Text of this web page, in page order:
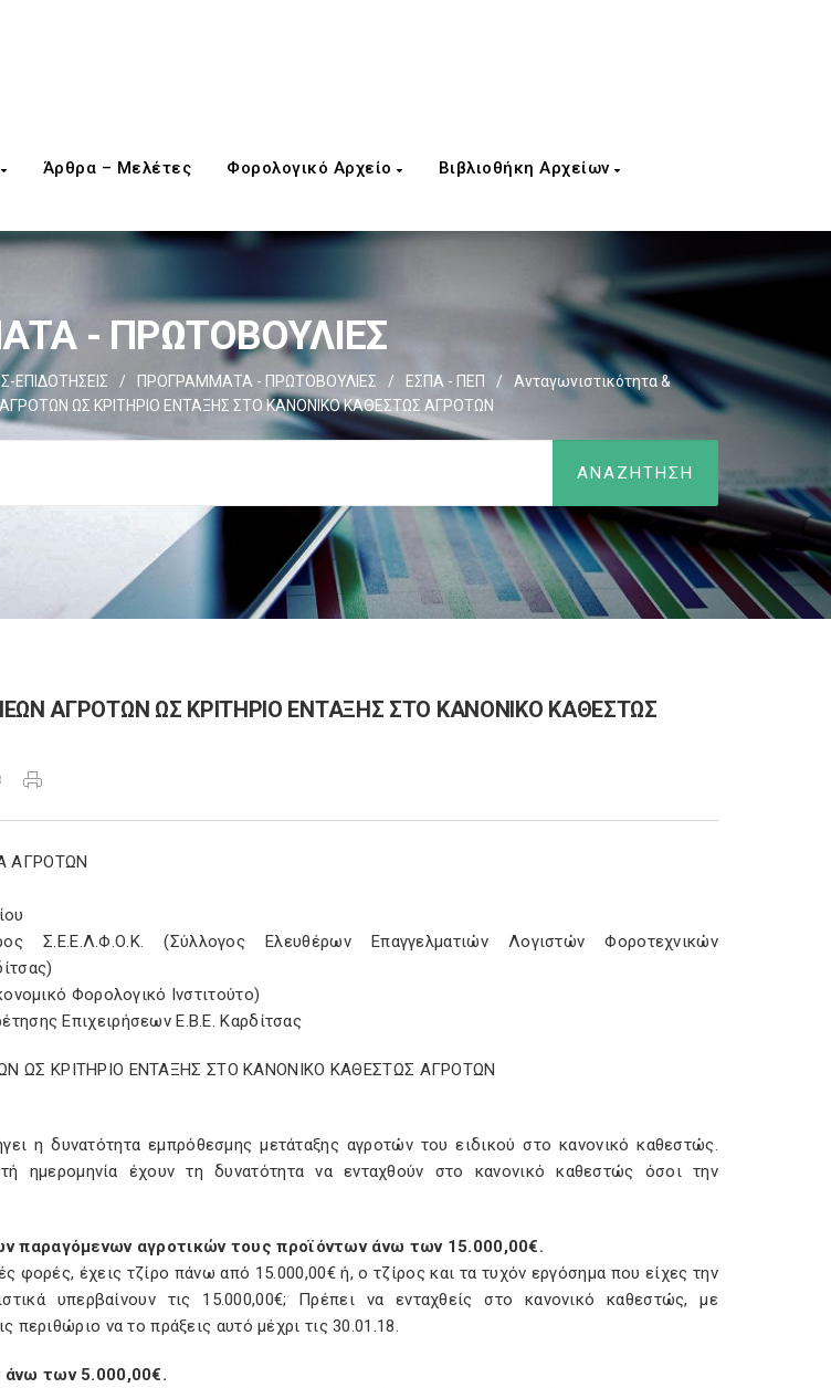
Άρθρα – Μελέτες Φορολογικό Αρχείο Βιβλιοθήκη Αρχείων
- ΠΡΩΤΟΒΟΥΛΙΕΣ
ΕΠΙΔΟΤΗΣΕΙΣ / ΠΡΟΓΡΑΜΜΑΤΑ - ΠΡΩΤΟΒΟΥΛΙΕΣ / ΕΣΠΑ - ΠΕΠ /
Ανταγωνιστικότητα &
ΩΣ ΚΡΙΤΗΡΙΟ ΕΝΤΑΞΗΣ ΣΤΟ ΚΑΝΟΝΙΚΟ ΚΑΘΕΣΤΩΣ ΑΓΡΟΤΩΝ
ΑΓΡΟΤΩΝ ΩΣ ΚΡΙΤΗΡΙΟ ΕΝΤΑΞΗΣ ΣΤΟ ΚΑΝΟΝΙΚΟ ΚΑΘΕΣΤΩΣ
ΑΓΡΟΤΩΝ
Σ.Ε.Ε.Λ.Φ.Ο.Κ. (Σύλλογος Ελευθέρων Επαγγελματιών Λογιστών Φοροτεχνικών
Φορολογικό Ινστιτούτο)
Επιχειρήσεων Ε.Β.Ε. Καρδίτσας
ΩΣ ΚΡΙΤΗΡΙΟ ΕΝΤΑΞΗΣ ΣΤΟ ΚΑΝΟΝΙΚΟ ΚΑΘΕΣΤΩΣ ΑΓΡΟΤΩΝ
η δυνατότητα εμπρόθεσμης μετάταξης αγροτών του ειδικού στο κανονικό καθεστώς.
ημερομηνία έχουν τη δυνατότητα να ενταχθούν στο κανονικό καθεστώς όσοι την
παραγόμενων αγροτικών τους προϊόντων άνω των 15.000,00€.
φορές, έχεις τζίρο πάνω από 15.000,00€ ή, ο τζίρος και τα τυχόν εργόσημα που είχες την
υπερβαίνουν τις 15.000,00€; Πρέπει να ενταχθείς στο κανονικό καθεστώς, με
περιθώριο να το πράξεις αυτό μέχρι τις 30.01.18.
άνω των 5.000,00€.